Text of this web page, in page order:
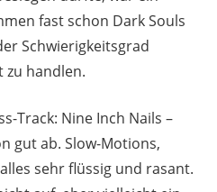
fast schon Dark Souls
Schwierigkeitsgrad
zu handlen.
Track: Nine Inch Nails –
gut ab. Slow-Motions,
sehr flüssig und rasant.